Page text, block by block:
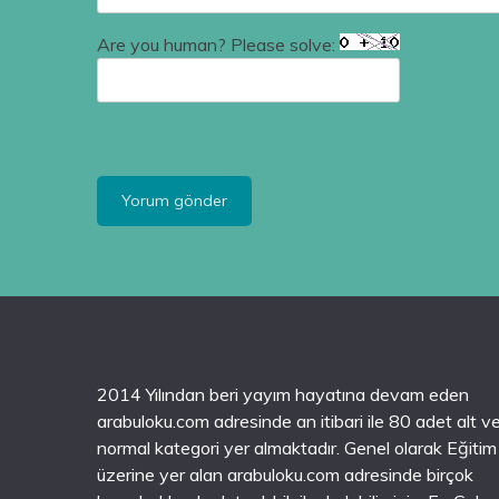
Are you human? Please solve:
2014 Yılından beri yayım hayatına devam eden
arabuloku.com adresinde an itibari ile 80 adet alt
normal kategori yer almaktadır. Genel olarak Eğitim
üzerine yer alan arabuloku.com adresinde birçok